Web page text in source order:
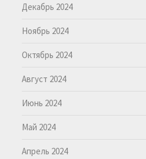
Декабрь 2024
Ноябрь 2024
Октябрь 2024
Август 2024
Июнь 2024
Май 2024
Апрель 2024